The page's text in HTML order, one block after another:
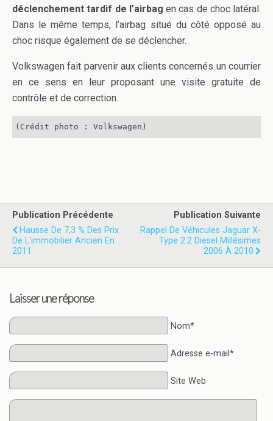
déclenchement tardif de l’airbag en cas de choc latéral.
Dans le même temps, l’airbag situé du côté opposé au
choc risque également de se déclencher.
Volkswagen fait parvenir aux clients concernés un courrier
en ce sens en leur proposant une visite gratuite de
contrôle et de correction.
(Crédit photo : Volkswagen)
Publication Précédente
Hausse De 7,3 % Des Prix
De L'immobilier Ancien En
2011
Publication Suivante
Rappel De Véhicules Jaguar X-
Type 2.2 Diesel Millésimes
2006 À 2010
Laisser une réponse
Nom*
Adresse e-mail*
Site Web